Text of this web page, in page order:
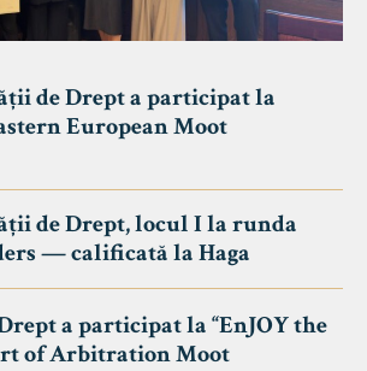
de Drept a participat la
European Moot
de Drept, locul I la runda
— calificată la Haga
a participat la “EnJOY the
of Arbitration Moot